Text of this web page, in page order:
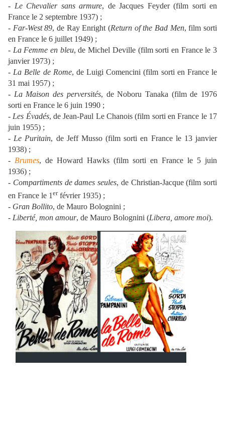
- Le Chevalier sans armure, de Jacques Feyder (film sorti en
France le 2 septembre 1937) ;
- Far-West 89, de Ray Enright (Return of the Bad Men, film sorti
en France le 6 juillet 1949) ;
- La Femme en bleu, de Michel Deville (film sorti en France le 3
janvier 1973) ;
- La Belle de Rome, de Luigi Comencini (film sorti en France le
31 mai 1957) ;
- La Maison des perversités, de Noboru Tanaka (film de 1976
sorti en France le 6 juin 1990 ;
- Les Évadés, de Jean-Paul Le Chanois (film sorti en France le 17
juin 1955) ;
- Le Puritain, de Jeff Musso (film sorti en France le 13 janvier
1938) ;
- Brumes, de Howard Hawks (film sorti en France le 5 juin
1936) ;
- Compartiments de dames seules, de Christian-Jacque (film sorti
en France le 1 erfévrier 1935) ;
- Gran Bollito, de Mauro Bolognini ;
- Liberté, mon amour, de Mauro Bolognini (Libera, amore moi).